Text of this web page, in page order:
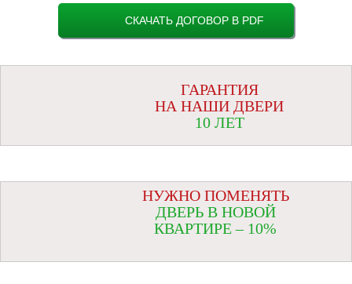
СКАЧАТЬ ДОГОВОР В PDF
ГАРАНТИЯ
НА НАШИ ДВЕРИ
10 ЛЕТ
НУЖНО ПОМЕНЯТЬ
ДВЕРЬ В НОВОЙ
КВАРТИРЕ – 10%